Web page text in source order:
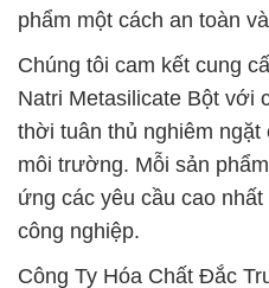
phẩm một cách an toàn
Chúng tôi cam kết cung
Natri Metasilicate Bột với
thời tuân thủ nghiêm
môi trường. Mỗi sản
ứng các yêu cầu cao
công nghiệp.
Công Ty Hóa Chất Đắc